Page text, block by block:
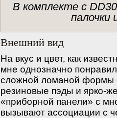
В комплекте с
палочки
Внешний вид
На вкус и цвет, как
мне однозначно
сложной ломаной формы
резиновые пэды и ярко-
«приборной панели» с
вызывают ассоциации с